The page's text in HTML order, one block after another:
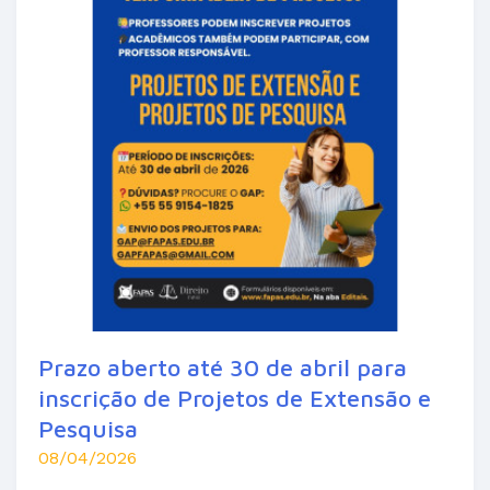
Prazo aberto até 30 de abril para
inscrição de Projetos de Extensão e
Pesquisa
08/04/2026